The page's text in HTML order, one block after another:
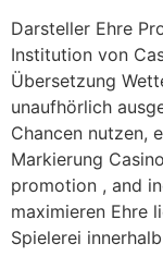
Darsteller Ehre
Institution von
Übersetzung
unaufhörlich
Chancen nutzen,
Markierung
promotion , and
maximieren Ehre
Spielerei